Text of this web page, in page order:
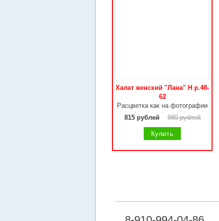
Халат женский "Лана" Н р.48-
62
Расцветка как на фотографии
815 рублей
980 рублей
Купить